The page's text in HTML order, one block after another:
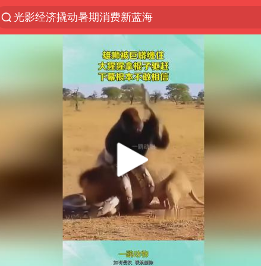
马克·艾伦退出斯诺克中国公开赛
梁家辉：到内地拍戏不是北上是回归
茅台部分直营店飞天茅台提价
情侣在平潭拍日出时坠崖致一死一伤
泰国初中生饮弹自尽前开了26枪
台当局重金为“台独”织“皇帝新衣”
几元成本的AI广告导致千万市值蒸发
老挝国会主席赛宋蓬逝世
夏日经济乘“热”而上 消费市场向“新”而行
白海豚将正面袭击贯穿浙江